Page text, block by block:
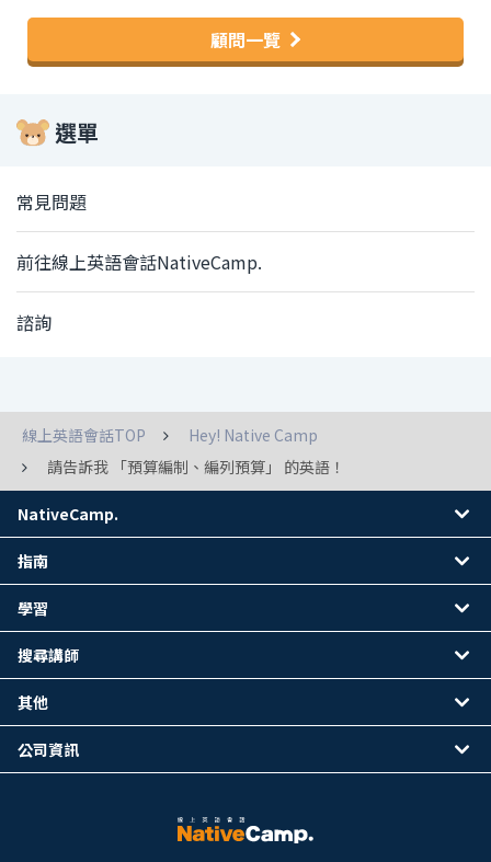
顧問一覽
選單
常見問題
前往線上英語會話NativeCamp.
諮詢
線上英語會話TOP
Hey! Native Camp
請告訴我 「預算編制、編列預算」 的英語！
NativeCamp.
指南
學習
搜尋講師
其他
公司資訊